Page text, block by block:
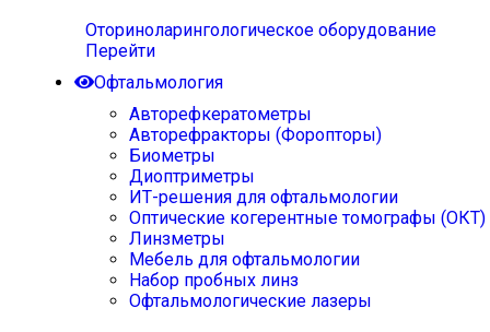
Оториноларингологическое оборудование
Перейти
Офтальмология
Авторефкератометры
Авторефракторы (Форопторы)
Биометры
Диоптриметры
ИТ-решения для офтальмологии
Оптические когерентные томографы (ОКТ)
Линзметры
Мебель для офтальмологии
Набор пробных линз
Офтальмологические лазеры